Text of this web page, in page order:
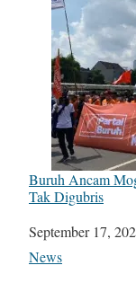
Buruh Ancam
Tak Digubris
Date
September 17,
In relation to
News